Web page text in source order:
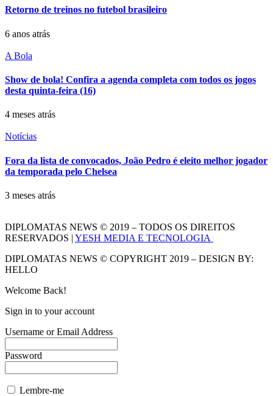
Retorno de treinos no futebol brasileiro
6 anos atrás
A Bola
Show de bola! Confira a agenda completa com todos os jogos
desta quinta-feira (16)
4 meses atrás
Notícias
Fora da lista de convocados, João Pedro é eleito melhor jogador
da temporada pelo Chelsea
3 meses atrás
DIPLOMATAS NEWS © 2019 – TODOS OS DIREITOS
RESERVADOS | YESH MEDIA E TECNOLOGIA
DIPLOMATAS NEWS © COPYRIGHT 2019 – DESIGN BY:
HELLO
Welcome Back!
Sign in to your account
Username or Email Address
Password
Lembre-me